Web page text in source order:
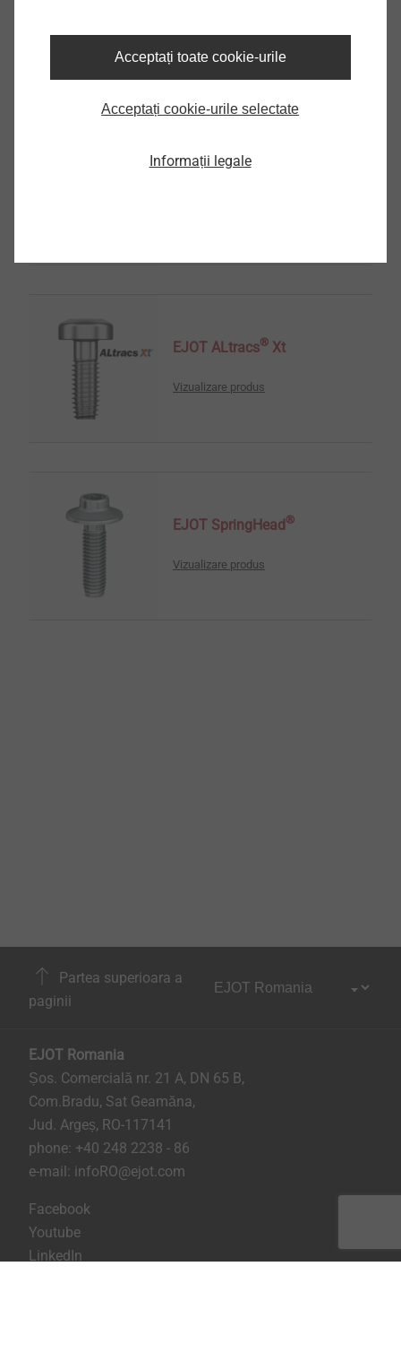
Vizualizare produs
EJOT Structural Parts
EJOT ALtracs® Xt
Vizualizare produs
EJOT SpringHead ®
Vizualizare produs
Partea superioara a
paginii
EJOT Romania
Șos. Comercială nr. 21 A, DN 65 B,
Com.Bradu, Sat Geamăna,
Jud. Argeș, RO-117141
phone: +40 248 2238 - 86
e-mail: infoRO@ejot.com
Facebook
Youtube
LinkedIn
Acceptați toate cookie-urile
Acceptați cookie-urile selectate
Informații legale